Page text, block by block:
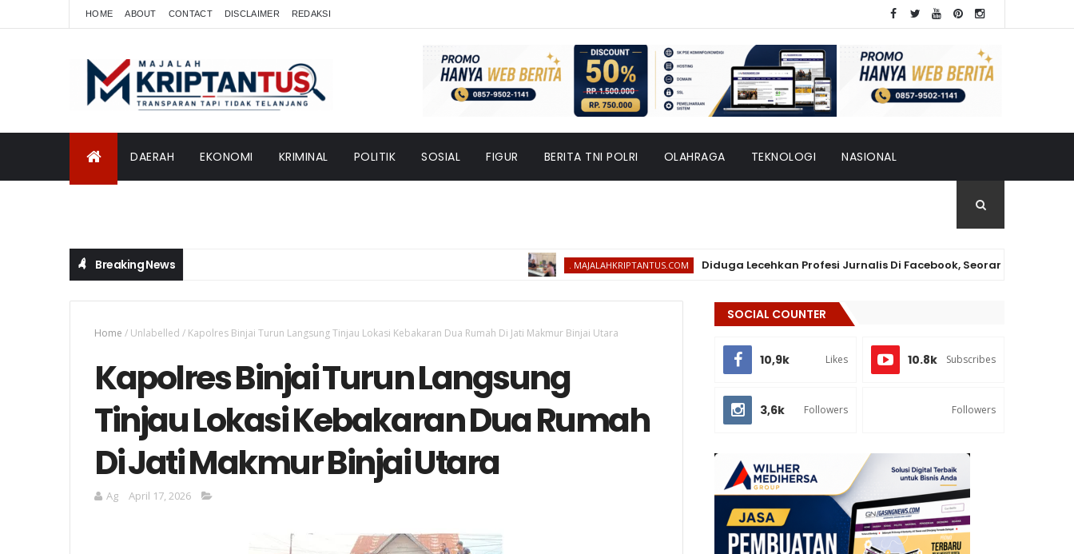
HOME ABOUT CONTACT DISCLAIMER REDAKSI
DAERAH EKONOMI KRIMINAL POLITIK SOSIAL FIGUR BERITA TNI POLRI OLAHRAGA TEKNOLOGI NASIONAL
Breaking News . MAJALAHKRIPTANTUS.COM Diduga Lecehkan Profesi Jurnalis Di Facebook, Seorang Warga
Home / Unlabelled / Kapolres Binjai Turun Langsung Tinjau Lokasi Kebakaran Dua Rumah Di Jati Makmur Binjai Utara
Kapolres Binjai Turun Langsung
Tinjau Lokasi Kebakaran Dua Rumah
Di Jati Makmur Binjai Utara
Ag April 17, 2026
SOCIAL COUNTER
10,9k Likes 10.8k Subscribes
3,6k Followers Followers